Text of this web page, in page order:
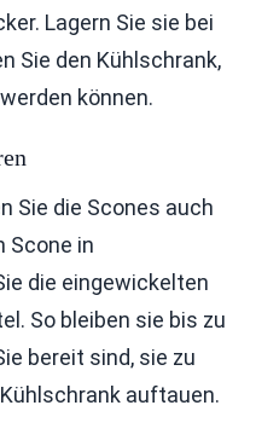
Lagern Sie sie bei
Sie den Kühlschrank,
können.
Sie die Scones auch
Scone in
die eingewickelten
So bleiben sie bis zu
bereit sind, sie zu
auftauen.